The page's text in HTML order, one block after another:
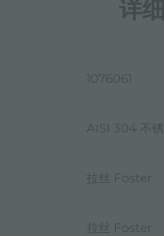
详
1076061
AISI 304 不锈
拉丝 Foster
拉丝 Foster